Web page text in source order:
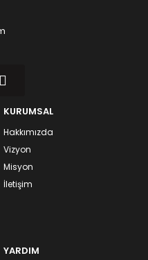
KURUMSAL
Hakkımızda
Vizyon
Misyon
İletişim
YARDIM